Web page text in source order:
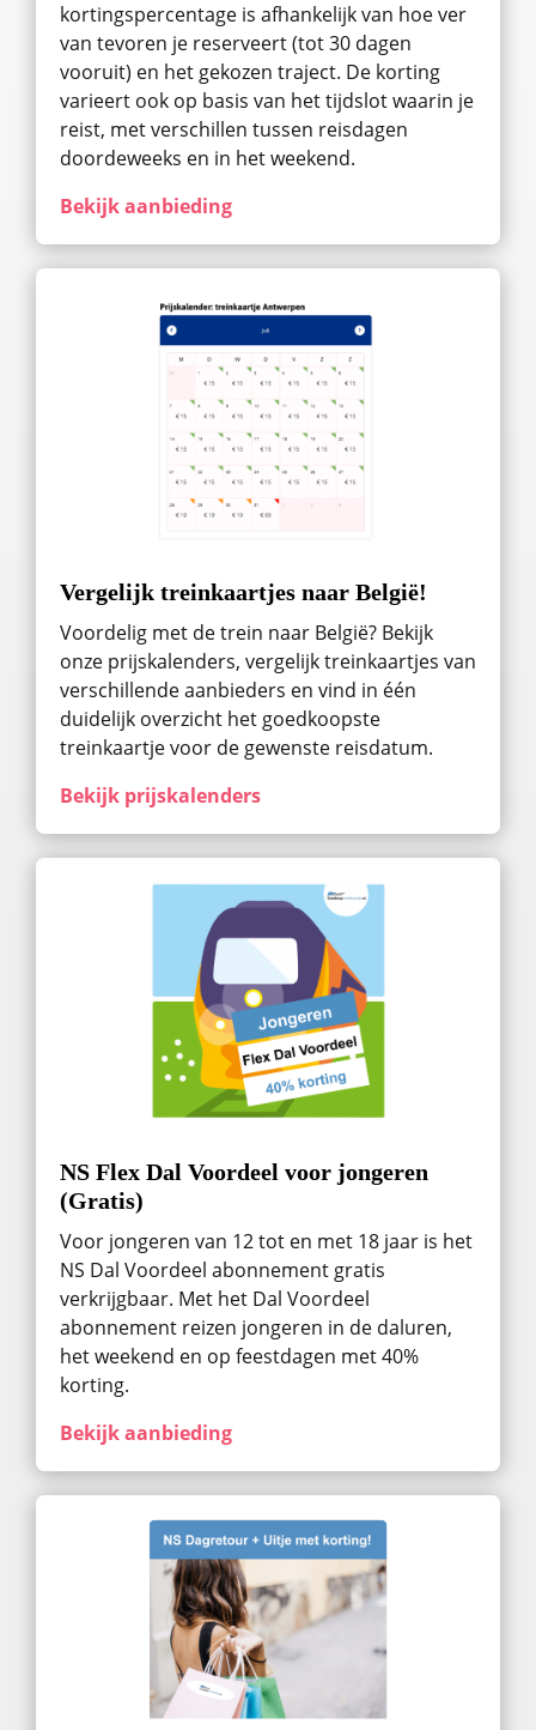
kortingspercentage is afhankelijk van hoe ver
van tevoren je reserveert (tot 30 dagen
vooruit) en het gekozen traject. De korting
varieert ook op basis van het tijdslot waarin je
reist, met verschillen tussen reisdagen
doordeweeks en in het weekend.
Bekijk aanbieding
Vergelijk treinkaartjes naar België!
Voordelig met de trein naar België? Bekijk
onze prijskalenders, vergelijk treinkaartjes van
verschillende aanbieders en vind in één
duidelijk overzicht het goedkoopste
treinkaartje voor de gewenste reisdatum.
Bekijk prijskalenders
NS Flex Dal Voordeel voor jongeren
(Gratis)
Voor jongeren van 12 tot en met 18 jaar is het
NS Dal Voordeel abonnement gratis
verkrijgbaar. Met het Dal Voordeel
abonnement reizen jongeren in de daluren,
het weekend en op feestdagen met 40%
korting.
Bekijk aanbieding